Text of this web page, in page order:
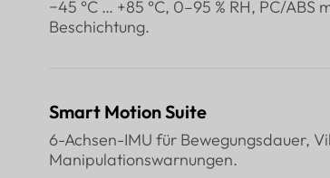
−45 °C … +85 °C, 0–95 % RH, PC/ABS
Beschichtung.
Smart Motion Suite
6-Achsen-IMU für Bewegungsdauer,
Manipulationswarnungen.